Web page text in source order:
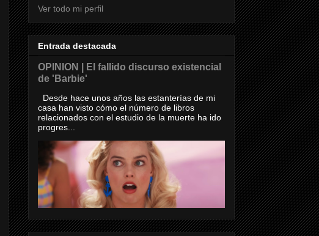
Ver todo mi perfil
Entrada destacada
OPINION | El fallido discurso existencial
de 'Barbie'
Desde hace unos años las estanterías de mi
casa han visto cómo el número de libros
relacionados con el estudio de la muerte ha ido
progres...